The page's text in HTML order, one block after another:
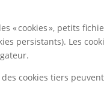
« cookies », petits
persistants). Les
des cookies tiers